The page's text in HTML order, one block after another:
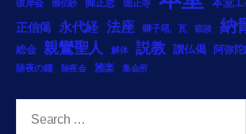
彼岸会 御伝鈔 御正忌 徳正寺 本堂
正信偈 永代経 法座 獅子吼 瓦 節談 納
総会 親鸞聖人 解体 説教 讃仏偈 阿弥
除夜の鐘 除夜会 雅楽 集会所